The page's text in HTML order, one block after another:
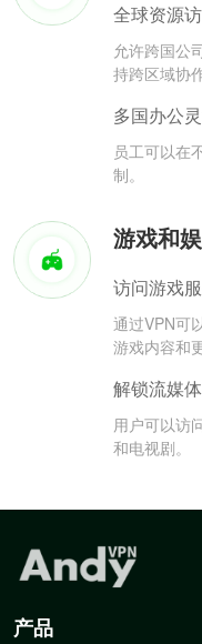
全球资源
允许跨国公
持跨区域协作
多国办公
员工可以在
制。
游戏和
访问游戏
通过VPN可
游戏内容和
解锁流媒
用户可以访
和电视剧。
产品